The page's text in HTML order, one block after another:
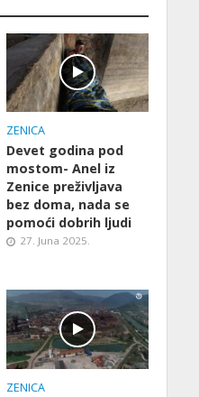
ZENICA
Devet godina pod
mostom- Anel iz
Zenice preživljava
bez doma, nada se
pomoći dobrih ljudi
27. Juna 2025.
ZENICA